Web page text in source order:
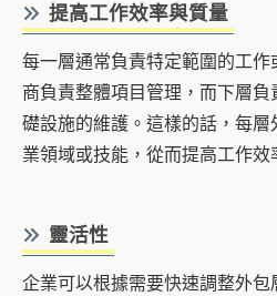
提高工作效率與質量
每一層通常負責特定範圍的工
商負責整體項目管理，而下層
礎設施的維護。這樣的話，每
業領域或技能，從而提高工作效
靈活性
企業可以根據需要快速調整外